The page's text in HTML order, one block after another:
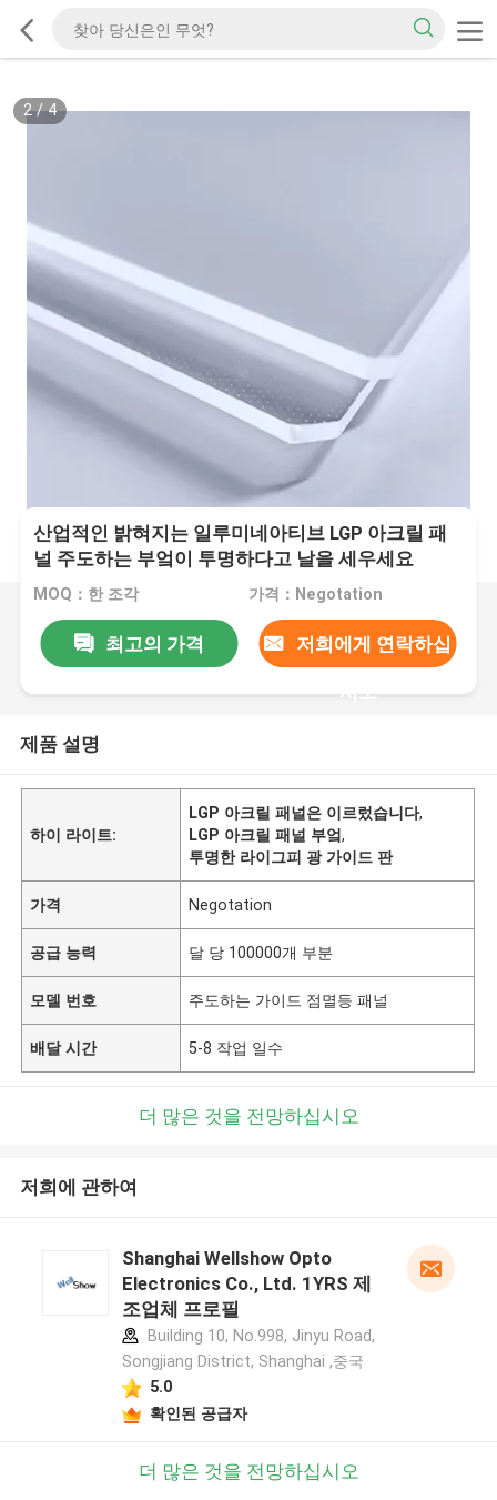
2/4
산업적인 밝혀지는 일루미네아티브 LGP 아크릴 패
널 주도하는 부엌이 투명하다고 날을 세우세요
MOQ：한 조각 가격：Negotation
최고의 가격 저희에게 연락하십
시오
제품 설명
하이 라이트:
LGP 아크릴 패널은 이르렀습니다,
LGP 아크릴 패널 부엌,
투명한 라이그피 광 가이드 판
가격 Negotation
공급 능력 달 당 100000개 부분
모델 번호 주도하는 가이드 점멸등 패널
배달 시간 5-8 작업 일수
더 많은 것을 전망하십시오
저희에 관하여
Shanghai Wellshow Opto
Electronics Co., Ltd. 1YRS 제
조업체 프로필
Building 10, No.998, Jinyu Road,
Songjiang District, Shanghai ,중국
5.0
확인된 공급자
더 많은 것을 전망하십시오